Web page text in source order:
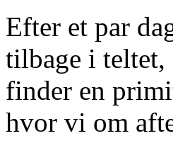
Efter et par
tilbage i
finder en
hvor vi om